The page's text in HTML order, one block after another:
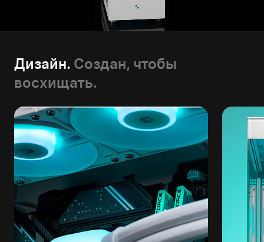
Дизайн. Создан, чтобы
восхищать.